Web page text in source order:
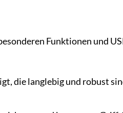
Funktionen und
die langlebig und robust